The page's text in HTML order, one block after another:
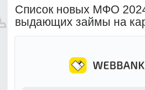
Список новых МФО
выдающих займы на